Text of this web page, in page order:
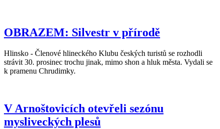
OBRAZEM: Silvestr v přírodě
Hlinsko - Členové hlineckého Klubu českých turistů se rozhodli
strávit 30. prosinec trochu jinak, mimo shon a hluk města. Vydali se
k pramenu Chrudimky.
V Arnoštovicích otevřeli sezónu
mysliveckých plesů